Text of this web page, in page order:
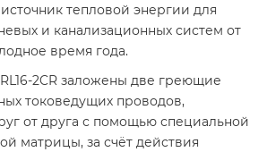
тепловой энергии для
и канализационных систем от
время года.
2CR заложены две греющие
токоведущих проводов,
от друга с помощью специальной
матрицы, за счёт действия